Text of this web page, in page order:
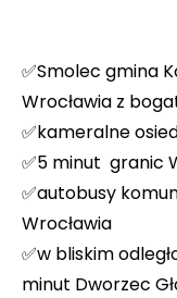
✅Smolec gmina
Wrocławia z
✅kameralne
✅5 minut granic
✅autobusy
Wrocławia
✅w bliskim
minut Dworzec